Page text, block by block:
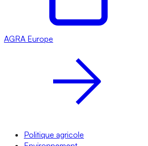
AGRA Europe
Politique agricole